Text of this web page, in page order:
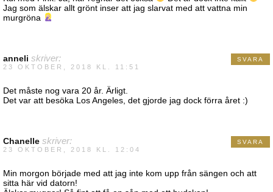
Jag som älskar allt grönt inser att jag slarvat med att vattna min
murgröna
anneli skriver:
23 OKTOBER, 2018 KL. 11:51
Det måste nog vara 20 år. Ärligt.
Det var att besöka Los Angeles, det gjorde jag dock förra året :)
SVARA
Chanelle skriver:
23 OKTOBER, 2018 KL. 12:04
Min morgon började med att jag inte kom upp från sängen och att
sitta här vid datorn!
SVARA